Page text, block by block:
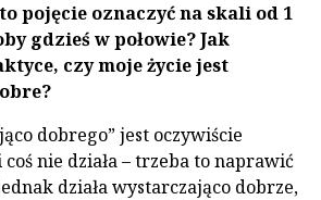
pojęcie oznaczyć na skali od 1
gdzieś w połowie? Jak
czy moje życie jest
dobrego” jest oczywiście
nie działa – trzeba to naprawić
działa wystarczająco dobrze,